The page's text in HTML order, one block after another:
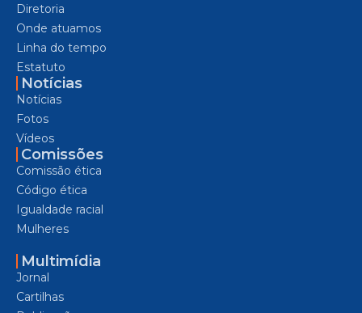
Diretoria
Onde atuamos
Linha do tempo
Estatuto
Notícias
Notícias
Fotos
Vídeos
Comissões
Comissão ética
Código ética
Igualdade racial
Mulheres
Multimídia
Jornal
Cartilhas